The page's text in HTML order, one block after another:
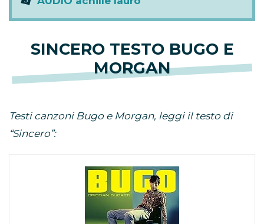
SINCERO TESTO BUGO E
MORGAN
Testi canzoni Bugo e Morgan, leggi il testo di
“Sincero”: